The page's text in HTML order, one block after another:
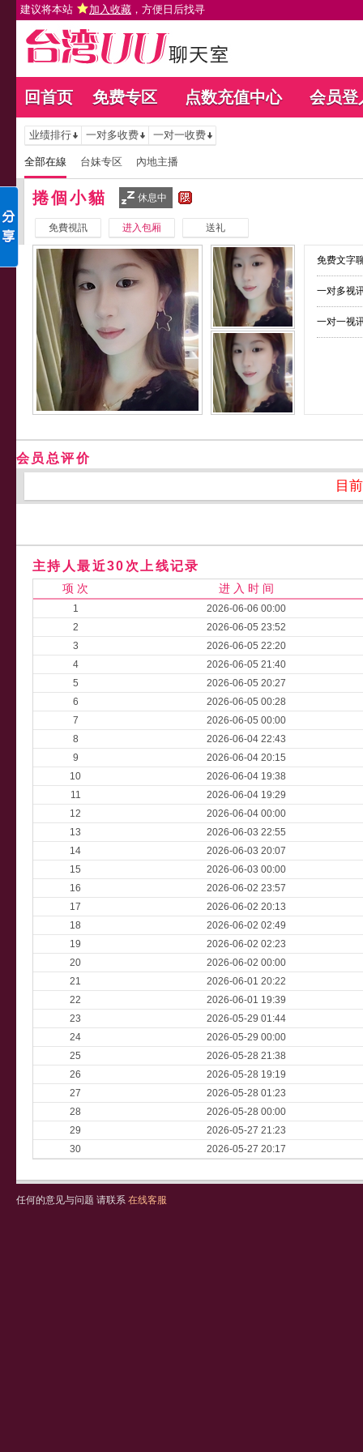
建议将本站 加入收藏 ，方便日后找寻
回首页 免费专区 点数充值中心 会员登
业绩排行 一对多收费 一对一收费
全部在線 台妹专区 內地主播
捲個小貓 休息中
免費視訊 进入包厢 送礼
免费文字
一对多视
一对一视
会员总评价
目
主持人最近30次上线记录
项 次 进 入 时 间
1
2026-06-06 00:00
2
2026-06-05 23:52
3
2026-06-05 22:20
4
2026-06-05 21:40
5
2026-06-05 20:27
6
2026-06-05 00:28
7
2026-06-05 00:00
8
2026-06-04 22:43
9
2026-06-04 20:15
10
2026-06-04 19:38
11
2026-06-04 19:29
12
2026-06-04 00:00
13
2026-06-03 22:55
14
2026-06-03 20:07
15
2026-06-03 00:00
16
2026-06-02 23:57
17
2026-06-02 20:13
18
2026-06-02 02:49
19
2026-06-02 02:23
20
2026-06-02 00:00
21
2026-06-01 20:22
22
2026-06-01 19:39
23
2026-05-29 01:44
24
2026-05-29 00:00
25
2026-05-28 21:38
26
2026-05-28 19:19
27
2026-05-28 01:23
28
2026-05-28 00:00
29
2026-05-27 21:23
30
2026-05-27 20:17
任何的意见与问题 请联系 在线客服